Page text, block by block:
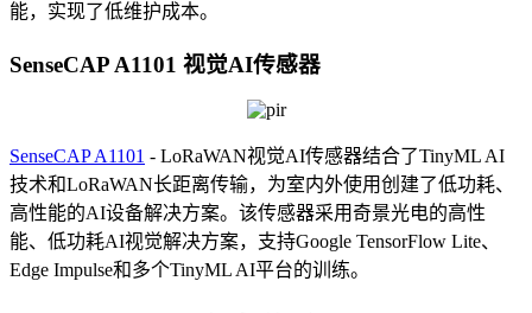
能，实现了低维护成本。
SenseCAP A1101 视觉AI传感器
SenseCAP A1101 - LoRaWAN视觉AI传感器结合了TinyML AI
技术和LoRaWAN长距离传输，为室内外使用创建了低功耗、
高性能的AI设备解决方案。该传感器采用奇景光电的高性
能、低功耗AI视觉解决方案，支持Google TensorFlow Lite、
Edge Impulse和多个TinyML AI平台的训练。